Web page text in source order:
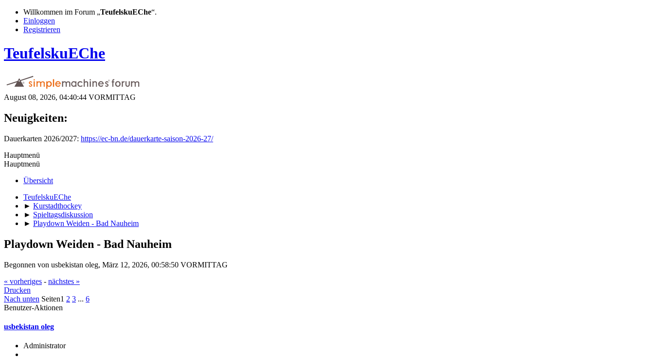
Willkommen im Forum „TeufelskuEChe“.
Einloggen
Registrieren
TeufelskuEChe
August 08, 2026, 04:40:44 VORMITTAG
Neuigkeiten:
Dauerkarten 2026/2027: https://ec-bn.de/dauerkarte-saison-2026-27/
Hauptmenü
Hauptmenü
Übersicht
TeufelskuEChe
► Kurstadthockey
► Spieltagsdiskussion
► Playdown Weiden - Bad Nauheim
Playdown Weiden - Bad Nauheim
Begonnen von usbekistan oleg, März 12, 2026, 00:58:50 VORMITTAG
« vorheriges - nächstes »
Drucken
Nach unten Seiten1 2 3 ... 6
Benutzer-Aktionen
usbekistan oleg
Administrator